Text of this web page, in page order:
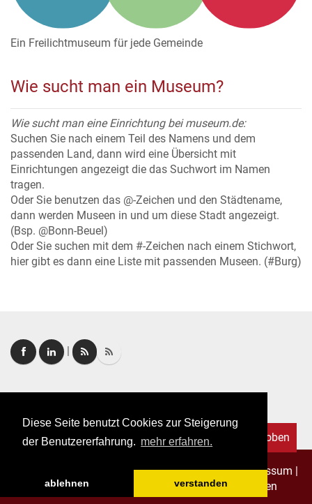
Diese Seite benutzt Cookies zur Steigerung
der Benutzererfahrung. mehr erfahren.
ablehnen verstanden
Ein Freilichtmuseum für jede Gemeinde
Wie sucht man ein Museum?
Wie sucht man eine Einrichtung bei museum.de:
Suchen Sie nach einem Teil des Namens und dem
passenden Land, dann wird eine Übersicht mit
Einrichtungen angezeigt die das Suchwort im Namen
tragen.
Oder Sie benutzen das @-Zeichen und den Städtename,
dann werden Museen in und um diese Stadt angezeigt.
(Bsp. @Bonn-Beuel)
Oder Sie suchen mit dem #-Zeichen nach einem Stichwort,
hier gibt es dann eine Liste mit passenden Museen. (#Burg)
Copyright © 2026. Alle Rechte vorbehalten.–Impressum
Datenschutz
Allgemeine Geschäftsbedingungen
Nach oben